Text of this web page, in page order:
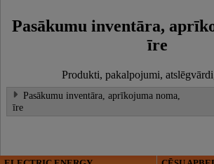
Pasākumu inventāra,
īre
Produkti, pakalpojumi,
Pasākumu inventāra, aprīkojuma noma,
īre